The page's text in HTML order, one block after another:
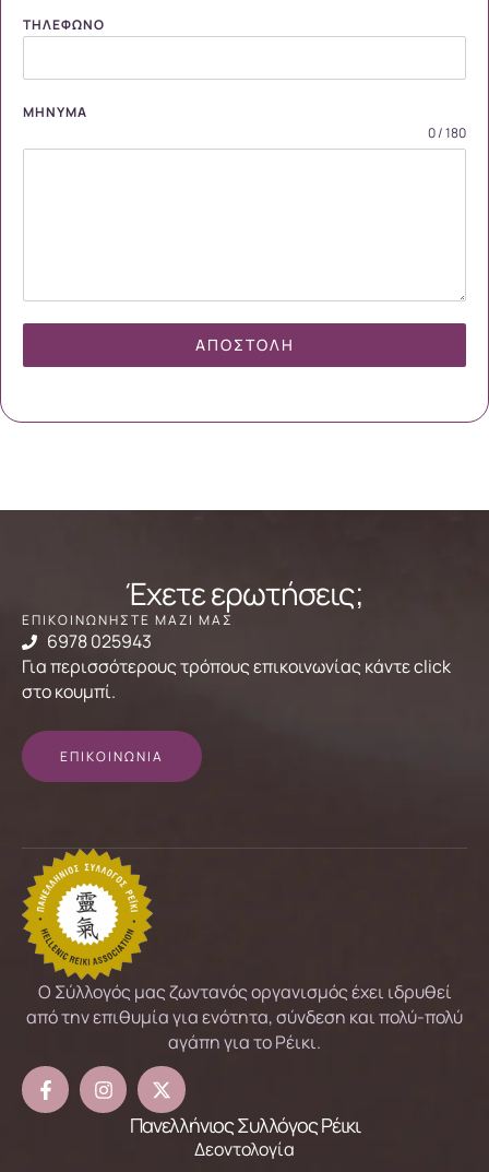
ΤΗΛΈΦΩΝΟ
ΜΉΝΥΜΑ
0 / 180
ΑΠΟΣΤΟΛΉ
Έχετε ερωτήσεις;
ΕΠΙΚΟΙΝΩΝΗΣΤΕ ΜΑΖΙ ΜΑΣ
6978 025943
Για περισσότερους τρόπους επικοινωνίας κάντε click
στο κουμπί.
ΕΠΙΚΟΙΝΩΝΙΑ
Ο Σύλλογός μας ζωντανός οργανισμός έχει ιδρυθεί
από την επιθυμία για ενότητα, σύνδεση και πολύ-πολύ
αγάπη για το Ρέικι.
Πανελλήνιος Συλλόγος Ρέικι
Δεοντολογία